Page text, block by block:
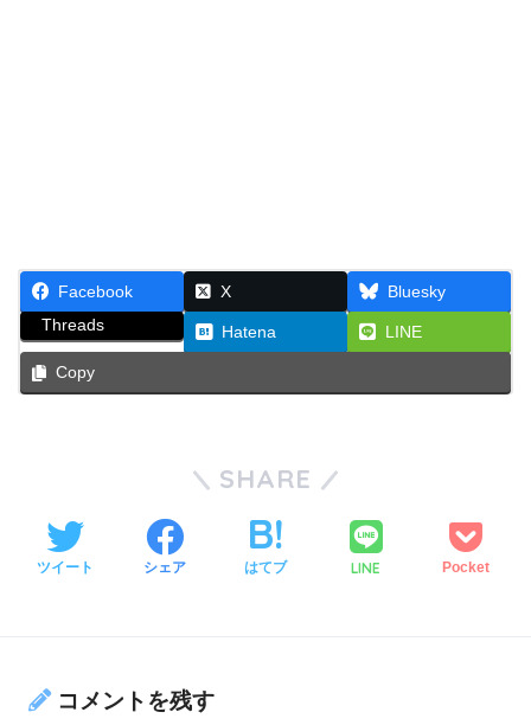
Facebook X
Bluesky
Threads
Hatena LINE
Copy
SHARE
ツイート シェア はてブ LINE Pocket
コメントを残す